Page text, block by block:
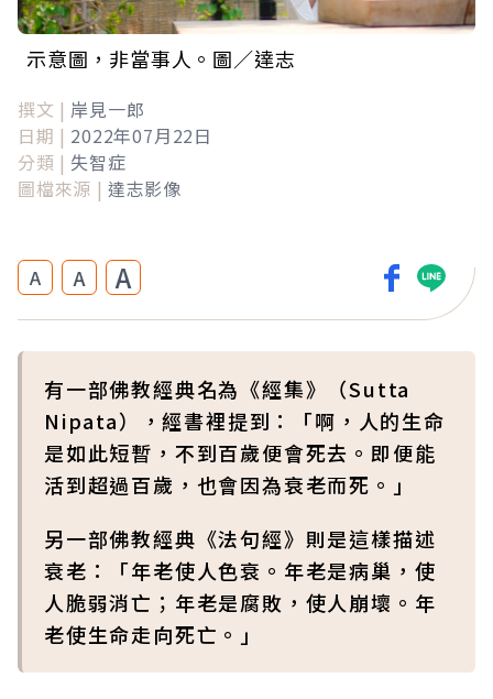
示意圖，非當事人。圖／達志
撰文 | 岸見一郎
日期 | 2022年07月22日
分類 | 失智症
圖檔來源 | 達志影像
A A A
有一部佛教經典名為《經集》（Sutta
Nipata），經書裡提到：「啊，人的生命
是如此短暫，不到百歲便會死去。即便能
活到超過百歲，也會因為衰老而死。」
另一部佛教經典《法句經》則是這樣描述
衰老：「年老使人色衰。年老是病巢，使
人脆弱消亡；年老是腐敗，使人崩壞。年
老使生命走向死亡。」